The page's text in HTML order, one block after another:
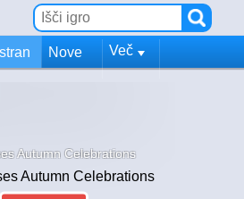
Nove Več
Autumn Celebrations